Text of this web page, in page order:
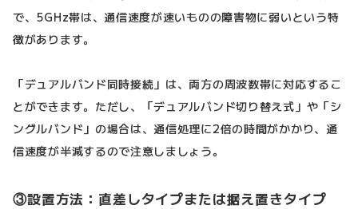
で、5GHz帯は、通信速度が速いものの障害物に弱いという特
徴があります。
「デュアルバンド同時接続」は、両方の周波数帯に対応するこ
とができます。ただし、「デュアルバンド切り替え式」や「シ
ングルバンド」の場合は、通信処理に2倍の時間がかかり、通
信速度が半減するので注意しましょう。
③設置方法：直差しタイプまたは据え置きタイプ